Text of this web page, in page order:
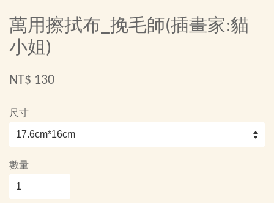
萬用擦拭布_挽毛師(插畫家:貓
小姐)
NT$ 130
尺寸
數量